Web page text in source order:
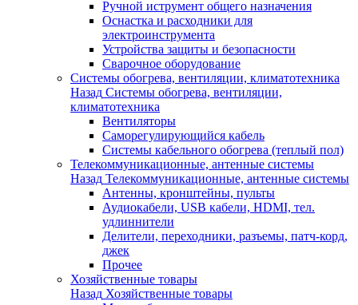
Ручной иструмент общего назначения
Оснастка и расходники для
электроинструмента
Устройства защиты и безопасности
Сварочное оборудование
Системы обогрева, вентиляции, климатотехника
Назад Системы обогрева, вентиляции,
климатотехника
Вентиляторы
Саморегулирующийся кабель
Системы кабельного обогрева (теплый пол)
Телекоммуникационные, антенные системы
Назад Телекоммуникационные, антенные системы
Антенны, кронштейны, пульты
Аудиокабели, USB кабели, HDMI, тел.
удлиннители
Делители, переходники, разъемы, патч-корд,
джек
Прочее
Хозяйственные товары
Назад Хозяйственные товары